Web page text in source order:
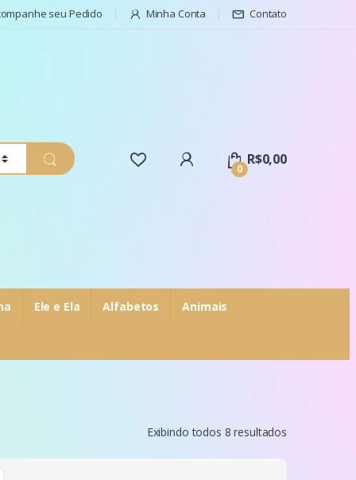
seu Pedido Minha Conta Contato
0
R$0,00
Ele e Ela Alfabetos Animais
Exibindo todos 8 resultados